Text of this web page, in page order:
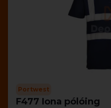
Portwest
F477 Iona pólóing